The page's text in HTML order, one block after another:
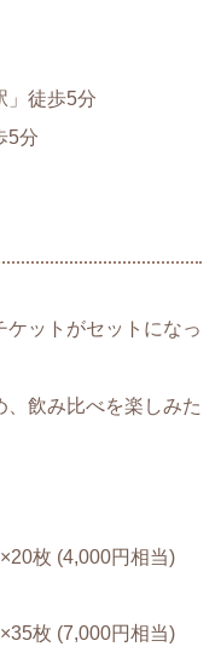
」徒歩5分
5分
ットがセットになっ
飲み比べを楽しみた
枚 (4,000円相当)
枚 (7,000円相当)